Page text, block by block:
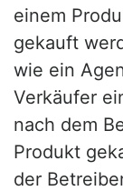
einem
gekauft
wie ein
Verkäufer
nach dem
Produkt
der